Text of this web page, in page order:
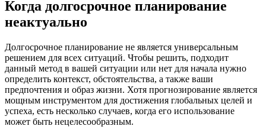
Когда долгосрочное планирование
неактуально
Долгосрочное планирование не является универсальным
решением для всех ситуаций. Чтобы решить, подходит
данный метод в вашей ситуации или нет для начала нужно
определить контекст, обстоятельства, а также ваши
предпочтения и образ жизни. Хотя прогнозирование является
мощным инструментом для достижения глобальных целей и
успеха, есть несколько случаев, когда его использование
может быть нецелесообразным.